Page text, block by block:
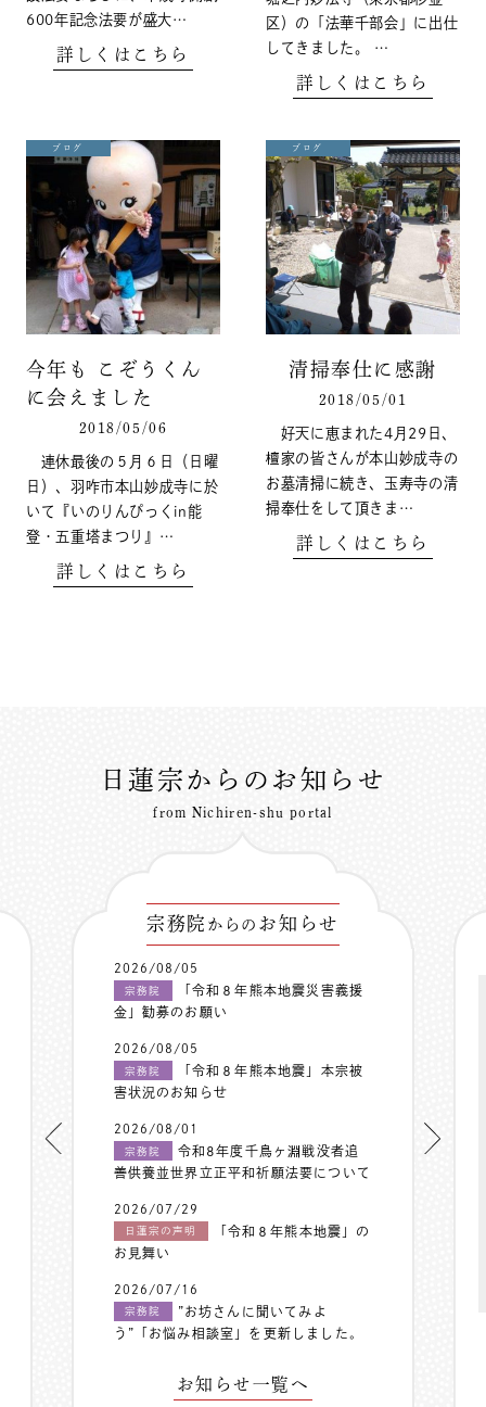
600年記念法要が盛大…
詳しくはこちら
区）の「法華千部会」に出仕
してきました。 …
詳しくはこちら
ブログ
今年も こぞうくん
に会えました
2018/05/06
連休最後の５月６日（日曜
日）、羽咋市本山妙成寺に於
いて『いのりんぴっくin能
登・五重塔まつり』…
詳しくはこちら
ブログ
清掃奉仕に感謝
2018/05/01
好天に恵まれた4月29日、
檀家の皆さんが本山妙成寺の
お墓清掃に続き、玉寿寺の清
掃奉仕をして頂きま…
詳しくはこちら
日蓮宗からのお知らせ
from Nichiren-shu portal
宗務院 からの お知らせ
2026/08/05
宗務院
「令和８年熊本地震災害義援
金」勧募のお願い
2026/08/05
宗務院
「令和８年熊本地震」本宗被
害状況のお知らせ
2026/08/01
宗務院
令和8年度千鳥ヶ淵戦没者追
善供養並世界立正平和祈願法要について
2026/07/29
日蓮宗の声明
「令和８年熊本地震」の
お見舞い
2026/07/16
宗務院
”お坊さんに聞いてみよ
う”「お悩み相談室」を更新しました。
お知らせ一覧へ